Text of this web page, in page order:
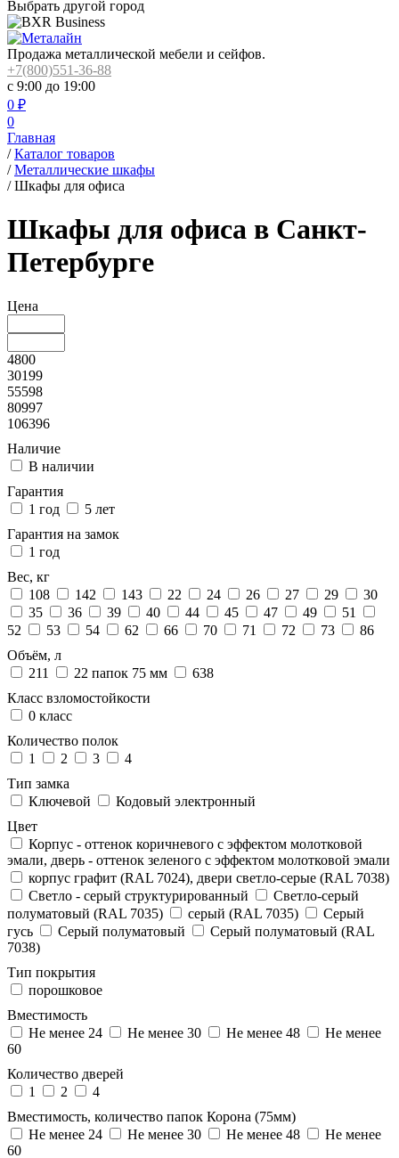
Выбрать другой город
Продажа металлической мебели и сейфов.
+7(800)551-36-88
с 9:00 до 19:00
0 ₽
0
Главная
/ Каталог товаров
/ Металлические шкафы
/ Шкафы для офиса
Шкафы для офиса в Санкт-
Петербурге
Цена
4800
30199
55598
80997
106396
Наличие
В наличии
Гарантия
1 год
5 лет
Гарантия на замок
1 год
Вес, кг
108
142 143 22 24 26 27 29
30
35
36 39 40 44 45 47 49
51
52
53 54 62 66 70 71 72 73
86
Объём, л
211
22 папок 75 мм
638
Класс взломостойкости
0 класс
Количество полок
1
2 3
4
Тип замка
Ключевой
Кодовый электронный
Цвет
Корпус - оттенок коричневого с эффектом молотковой
эмали, дверь - оттенок зеленого с эффектом молотковой эмали
корпус графит (RAL 7024), двери светло-серые (RAL 7038)
Светло - серый структурированный
Светло-серый
полуматовый (RAL 7035)
серый (RAL 7035)
Серый
гусь
Серый полуматовый
Серый полуматовый (RAL
7038)
Тип покрытия
порошковое
Вместимость
Не менее 24
Не менее 30 Не менее 48
Не менее
60
Количество дверей
1
2
4
Вместимость, количество папок Корона (75мм)
Не менее 24
Не менее 30 Не менее 48
Не менее
60